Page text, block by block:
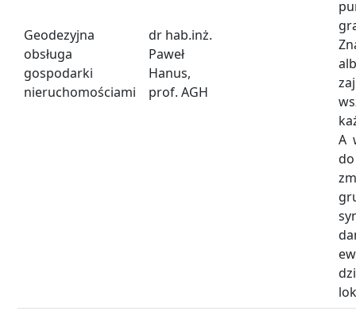
Geodezyjna
obsługa
gospodarki
nieruchomościami
dr hab.inż.
Paweł
Hanus,
prof. AGH
A